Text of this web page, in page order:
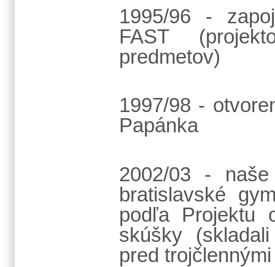
1995/96 -
FAST
predmetov)
1997/98 -
Papánka
2002/03 -
bratislavské
podľa Projektu
skúšky
pred